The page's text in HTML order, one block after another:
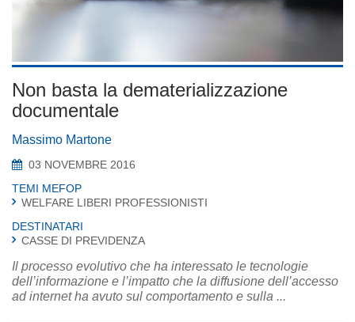
Non basta la dematerializzazione
documentale
Massimo Martone
03 NOVEMBRE 2016
TEMI MEFOP
WELFARE LIBERI PROFESSIONISTI
DESTINATARI
CASSE DI PREVIDENZA
Il processo evolutivo che ha interessato le tecnologie
dell’informazione e l’impatto che la diffusione dell’accesso
ad internet ha avuto sul comportamento e sulla ...